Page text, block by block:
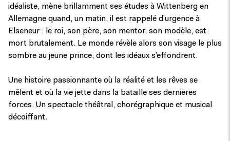
idéaliste, mène brillamment ses études à Wittenberg en
Allemagne quand, un matin, il est rappelé d’urgence à
Elseneur : le roi, son père, son mentor, son modèle, est
mort brutalement. Le monde révèle alors son visage le plus
sombre au jeune prince, dont les idéaux s’effondrent.
Une histoire passionnante où la réalité et les rêves se
mêlent et où la vie jette dans la bataille ses dernières
forces. Un spectacle théâtral, chorégraphique et musical
décoiffant.